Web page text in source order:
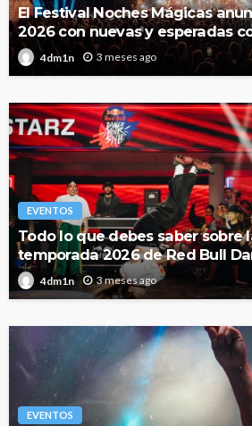
El Festival Noches Mágicas
2026 con nuevas y esperadas
4dm1n 3 meses ago
EVENTOS
Todo lo que debes saber sobre
temporada 2026 de Red Bull
4dm1n 3 meses ago
EVENTOS